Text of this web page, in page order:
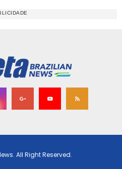
All Right Reserved.